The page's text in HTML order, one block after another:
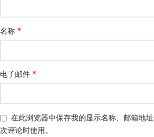
名称 *
电子邮件 *
在此浏览器中保存我的显示名称、邮箱地
次评论时使用。